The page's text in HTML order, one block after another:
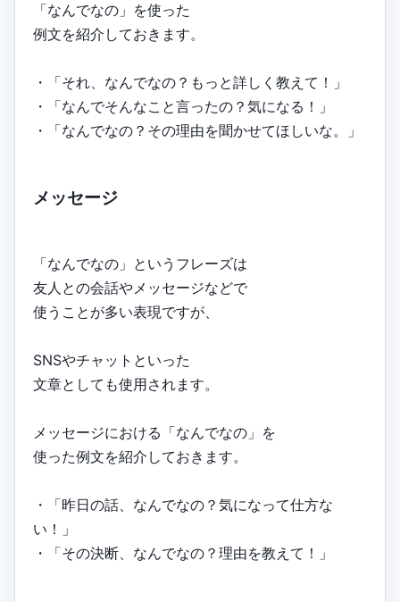
「なんでなの」を使った
例文を紹介しておきます。
・「それ、なんでなの？もっと詳しく教えて！」
・「なんでそんなこと言ったの？気になる！」
・「なんでなの？その理由を聞かせてほしいな。」
メッセージ
「なんでなの」というフレーズは
友人との会話やメッセージなどで
使うことが多い表現ですが、
SNSやチャットといった
文章としても使用されます。
メッセージにおける「なんでなの」を
使った例文を紹介しておきます。
・「昨日の話、なんでなの？気になって仕方な
い！」
・「その決断、なんでなの？理由を教えて！」